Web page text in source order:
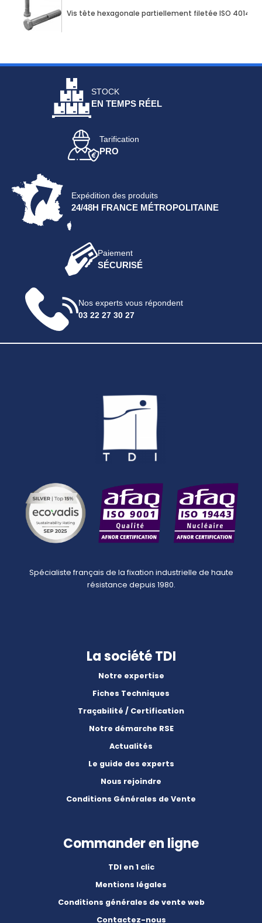
Vis tête hexagonale partiellement filetée ISO 4014 M10
STOCK
EN TEMPS RÉEL
Tarification
PRO
Expédition des produits
24/48H FRANCE MÉTROPOLITAINE
Paiement
SÉCURISÉ
Nos experts vous répondent
03 22 27 30 27
Spécialiste français de la fixation industrielle de haute
résistance depuis 1980.
La société TDI
Notre expertise
Fiches Techniques
Traçabilité / Certification
Notre démarche RSE
Actualités
Le guide des experts
Nous rejoindre
Conditions Générales de Vente
Commander en ligne
TDI en 1 clic
Mentions légales
Conditions générales de vente web
Contactez-nous